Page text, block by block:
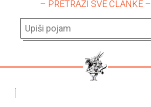
– PRETRAŽI SVE ČLANKE –